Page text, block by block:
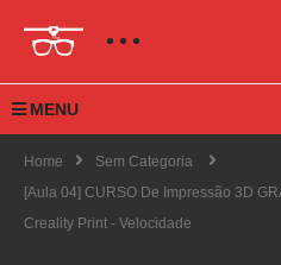
MENU
Home
Sem Categoria
[Aula 04] CURSO De Impressão 3D
Creality Print - Velocidade